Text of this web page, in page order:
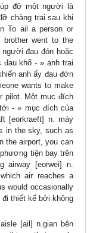
đỡ một người là
chàng trai sau khi
To ail a person or
went to the
đau đón hoặc
đau khổ - » anh trai
anh ấy đau đớn
wants to make
pilot. Một mục đích
- » mục đích của
[eorkraeft] n. máy
in the sky, such as
the airport, you can
tiện bay trên
airway [eorwei] n.
air reaches a
would occasionally
thiết kế bởi không
[ail] n.gian bên